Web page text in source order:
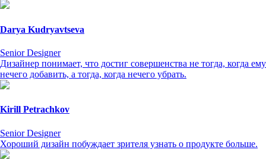
Darya Kudryavtseva
Senior Designer
Дизайнер понимает, что достиг совершенства не тогда, когда ему
нечего добавить, а тогда, когда нечего убрать.
Kirill Petrachkov
Senior Designer
Хороший дизайн побуждает зрителя узнать о продукте больше.